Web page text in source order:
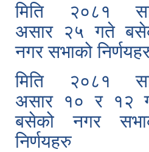
मिति २०८१
असार २५ गते
नगर सभाको
मिति २०८१
असार १० र १२
बसेको नगर
निर्णयहरु